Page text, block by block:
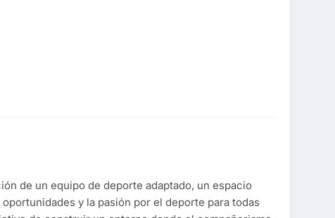
de un equipo de deporte adaptado, un espacio
y la pasión por el deporte para todas